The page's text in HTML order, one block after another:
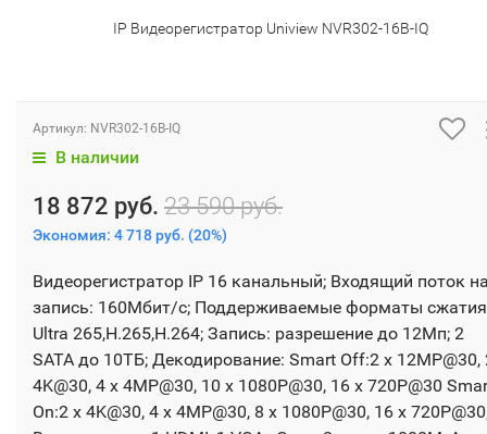
IP Видеорегистратор Uniview NVR302-16B-IQ
Артикул: NVR302-16B-IQ
В наличии
18 872 руб. 23 590 руб.
Экономия: 4 718 руб. (20%)
Видеорегистратор IP 16 канальный; Входящий поток
запись: 160Мбит/с; Поддерживаемые форматы
Ultra 265,H.265,H.264; Запись: разрешение до 12Мп; 2
SATA до 10ТБ; Декодирование: Smart Off:2 x 12MP@30,
4K@30, 4 x 4MP@30, 10 x 1080P@30, 16 x 720P@30
On:2 x 4K@30, 4 x 4MP@30, 8 x 1080P@30, 16 x